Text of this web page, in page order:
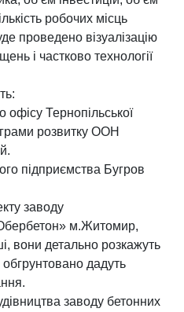
робочих місць
проведено візуалізацію
і частково технології
офісу Тернопільської
розвитку ООН
підприємства Бугров
заводу
м.Житомир,
вони детально розкажуть
обгрунтовано дадуть
заводу бетонних